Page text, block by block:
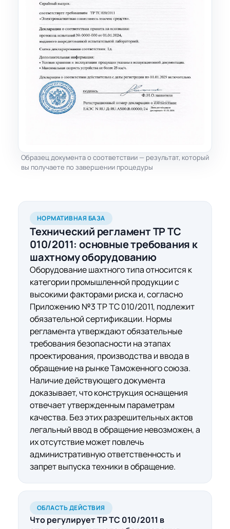
Образец документа о соответствии — результат, который
вы получаете по завершении процедуры
НОРМАТИВНАЯ БАЗА
Технический регламент ТР ТС
010/2011:основные требования к
шахтному оборудованию
Оборудование шахтного типа относится к
категории промышленной продукции с
высокими факторами риска и, согласно
Приложению №3 ТР ТС 010/2011, подлежит
обязательной сертификации. Нормы
регламента утверждают обязательные
требования безопасности на этапах
проектирования, производства и ввода в
обращение на рынке Таможенного союза.
Наличие действующего документа
доказывает, что конструкция оснащения
отвечает утвержденным параметрам
качества. Без этих разрешительных актов
легальный ввод в обращение невозможен, а
их отсутствие может повлечь
административную ответственность и
запрет выпуска техники в обращение.
ОБЛАСТЬ ДЕЙСТВИЯ
Что регулирует ТР ТС 010/2011 в